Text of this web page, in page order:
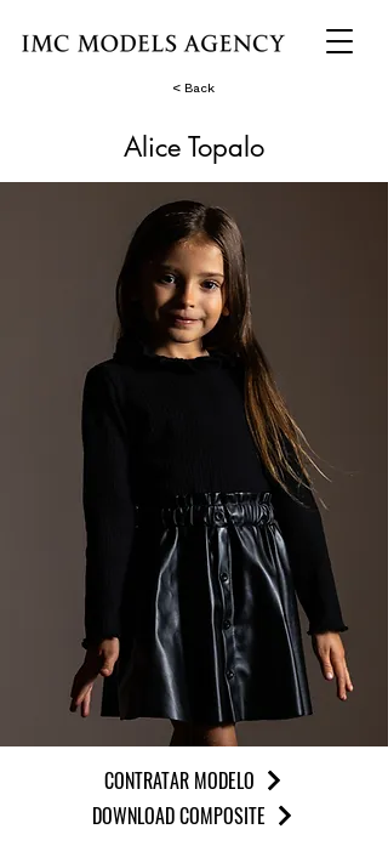
< Back
Alice Topalo
CONTRATAR MODELO
DOWNLOAD COMPOSITE